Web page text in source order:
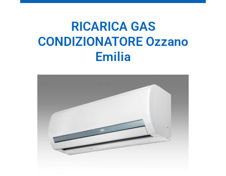
RICARICA GAS
CONDIZIONATORE Ozzano
Emilia